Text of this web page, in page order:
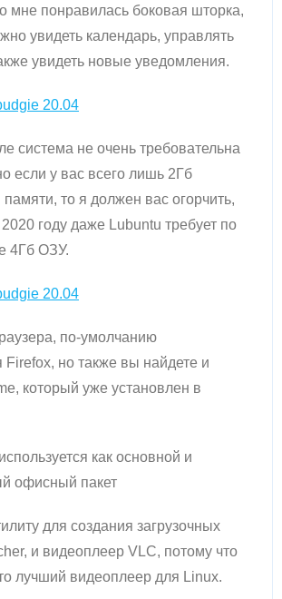
мне понравилась боковая шторка,
увидеть календарь, управлять
увидеть новые уведомления.
система не очень требовательна
если у вас всего лишь 2Гб
то я должен вас огорчить,
году даже Lubuntu требует по
4Гб ОЗУ.
по-умолчанию
Firefox, но также вы найдете и
который уже установлен в
как основной и
офисный пакет
для создания загрузочных
и видеоплеер VLC, потому что
лучший видеоплеер для Linux.